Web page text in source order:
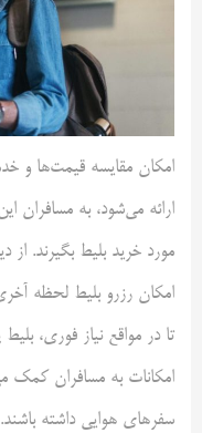
امکان مقایسه قیمت‌ها و
ارائه می‌شود، به مسافران
مورد خرید بلیط بگیرند.
امکان رزرو بلیط لحظه
تا در مواقع نیاز فوری،
امکانات به مسافران کمک
سفرهای هوایی داشته باشند.